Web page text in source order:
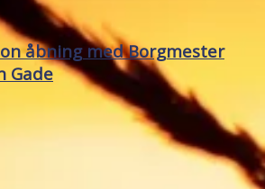
åbning med Borgmester
Gade